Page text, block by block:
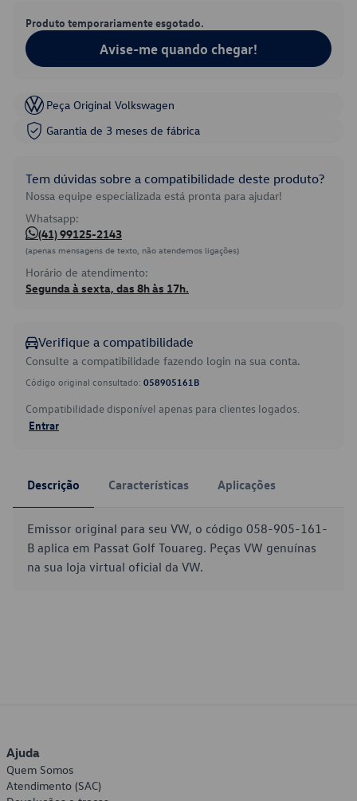
Produto temporariamente esgotado.
Avise-me quando chegar!
Peça Original Volkswagen
Garantia de 3 meses de fábrica
Tem dúvidas sobre a compatibilidade deste produto?
Nossa equipe especializada está pronta para ajudar!
Whatsapp:
(41) 99125-2143
(apenas mensagens de texto, não atendemos ligações)
Horário de atendimento:
Segunda à sexta, das 8h às 17h.
Verifique a compatibilidade
Consulte a compatibilidade fazendo login na sua conta.
Código original consultado: 058905161B
Compatibilidade disponível apenas para clientes logados.
Entrar
Descrição Características Aplicações
Emissor original para seu VW, o código 058-905-161-
B aplica em Passat Golf Touareg. Peças VW genuínas
na sua loja virtual oficial da VW.
Ajuda
Quem Somos
Atendimento (SAC)